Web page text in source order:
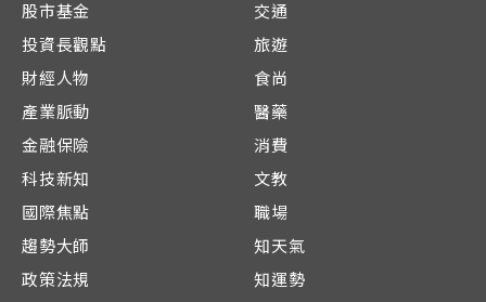
股市基金
投資長觀點
財經人物
產業脈動
金融保險
科技新知
國際焦點
趨勢大師
政策法規
交通
旅遊
食尚
醫藥
消費
文教
職場
知天氣
知運勢